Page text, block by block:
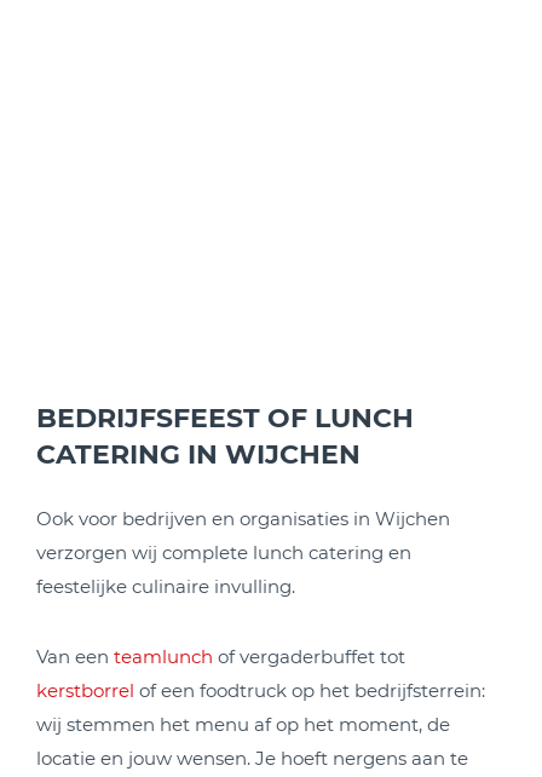
BEDRIJFSFEEST OF LUNCH
CATERING IN WIJCHEN
Ook voor bedrijven en organisaties in Wijchen
verzorgen wij complete lunch catering en
feestelijke culinaire invulling.
Van een teamlunch of vergaderbuffet tot
kerstborrel of een foodtruck op het bedrijfsterrein:
wij stemmen het menu af op het moment, de
locatie en jouw wensen. Je hoeft nergens aan te